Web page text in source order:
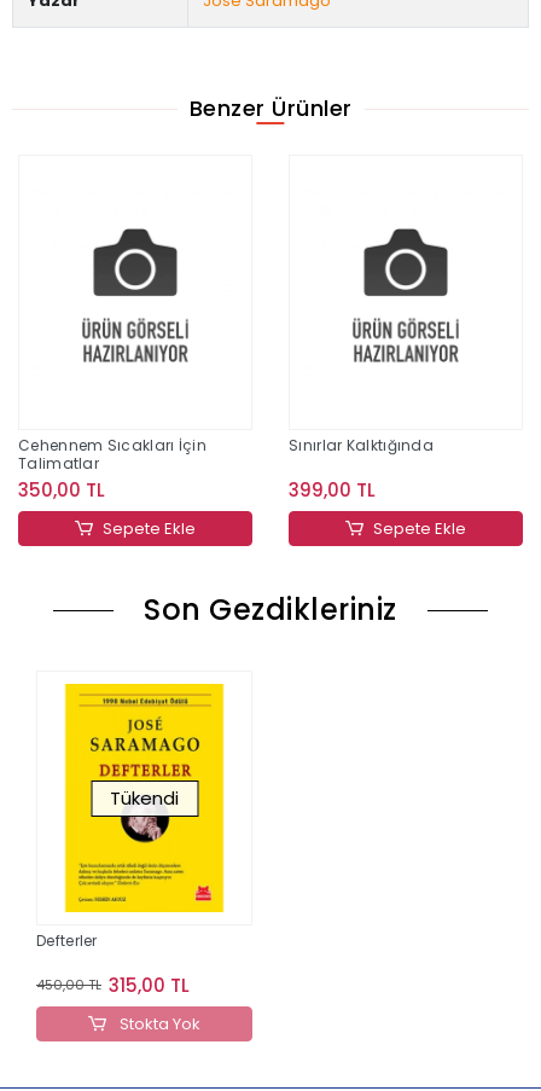
Benzer Ürünler
Cehennem Sıcakları İçin
Talimatlar
350,00 TL
Sepete Ekle
Sınırlar Kalktığında
399,00 TL
Sepete Ekle
Son Gezdikleriniz
Tükendi
Defterler
450,00 TL 315,00 TL
Stokta Yok